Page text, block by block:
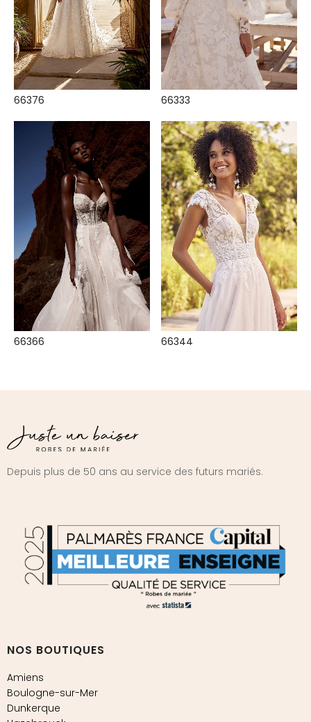
66376 66333
66366 66344
Depuis plus de 50 ans au service des futurs mariés.
NOS BOUTIQUES
Amiens
Boulogne-sur-Mer
Dunkerque